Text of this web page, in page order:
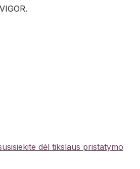
dėl tikslaus pristatymo